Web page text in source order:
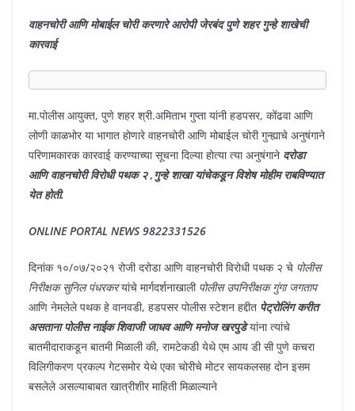
वाहनचोरी आणि मोबाईल चोरी करणारे आरोपी जेरबंद पुणे शहर गुन्हे शाखेची
कारवाई
मा.पोलीस आयुक्त, पुणे शहर श्री.अमिताभ गुप्ता यांनी हडपसर, कोंढवा आणि
लोणी काळभोर या भागात होणारे वाहनचोरी आणि मोबाईल चोरी गुन्ह्याचे अनुषंगाने
परिणामकारक कारवाई करण्याच्या सूचना दिल्या होत्या त्या अनुषंगाने दरोडा
आणि वाहनचोरी विरोधी पथक २ ,गुन्हे शाखा यांचेकडून विशेष मोहीम राबविण्यात
येत होती.
ONLINE PORTAL NEWS 9822331526
दिनांक १०/०७/२०२१ रोजी दरोडा आणि वाहनचोरी विरोधी पथक २ चे पोलीस
निरीक्षक सुनिल पंधरकरयांचे मार्गदर्शनाखाली पोलीस उपनिरीक्षक गुंगा जगताप
आणि नेमलेले पथक हे वानवडी, हडपसर पोलीस स्टेशन हद्दीत पेट्रोलिंग करीत
असताना पोलीस नाईक शिवाजी जाधव आणि मनोज खरपुडेयांना त्यांचे
बातमीदाराकडून बातमी मिळाली की, रामटेकडी येथे एम आय डी सी पुणे कचरा
विलिगीकरण प्रकल्प गेटसमोर येथे एका चोरीचे मोटर सायकलसह दोन ‌इसम
बसलेले असल्याबाबत खात्रीशीर माहिती मिळाल्याने